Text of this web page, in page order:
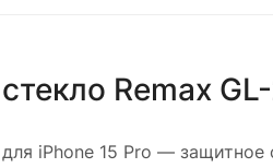
Remax
iPhone 15 Pro — защитное